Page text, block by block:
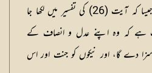
گے انہیں سزا دیں گے اور جیسا کہ آیت (26) کی تفسیر میں لکھا جا
ہے کہ وہ اپنے عدل و انصاف کے
دے گا، اور نیکوں کو جنت اور اس